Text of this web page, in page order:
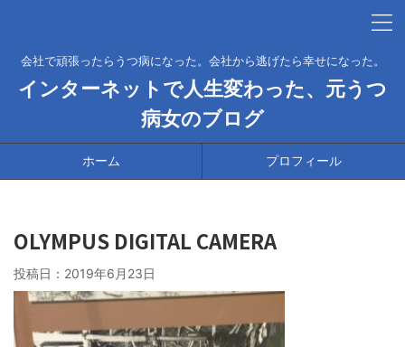
会社で頑張ったらうつ病になった。会社から逃げたら幸せになった。
インターネットで人生変わった、元うつ
病女のブログ
ホーム プロフィール
OLYMPUS DIGITAL CAMERA
投稿日： 2019年6月23日